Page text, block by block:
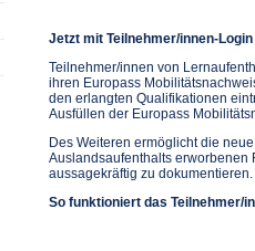
Jetzt mit Teilnehmer/innen-
Teilnehmer/innen von
ihren Europass
den erlangten Qualifikationen
Ausfüllen der Europass
Des Weiteren ermöglicht die
Auslandsaufenthalts erworbenen
aussagekräftig zu dokumentieren.
So funktioniert das Teilnehmer/